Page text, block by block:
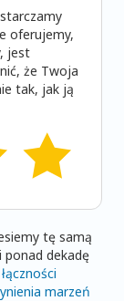
oferujemy,
jest
że Twoja
tak, jak ją
tę samą
ponad dekadę
marzeń